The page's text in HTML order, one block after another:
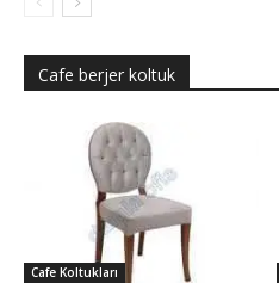
Cafe berjer koltuk
Cafe Koltukları